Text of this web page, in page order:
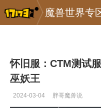
魔兽世界专
专区_《魔兽世界》 >
怀旧服：CTM测试
巫妖王
2024-03-04 胖哥魔兽说